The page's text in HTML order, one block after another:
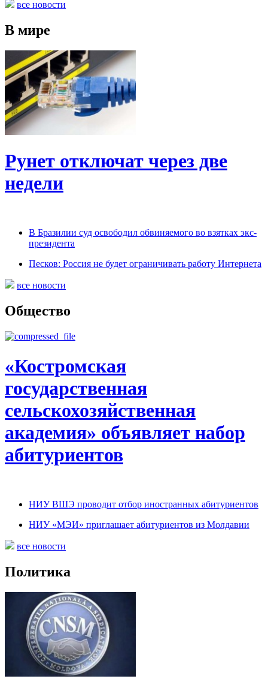
все новости
В мире
Рунет отключат через две
недели
В Бразилии суд освободил обвиняемого во взятках экс-
президента
Песков: Россия не будет ограничивать работу Интернета
все новости
Общество
«Костромская
государственная
сельскохозяйственная
академия» объявляет набор
абитуриентов
НИУ ВШЭ проводит отбор иностранных абитуриентов
НИУ «МЭИ» приглашает абитуриентов из Молдавии
все новости
Политика